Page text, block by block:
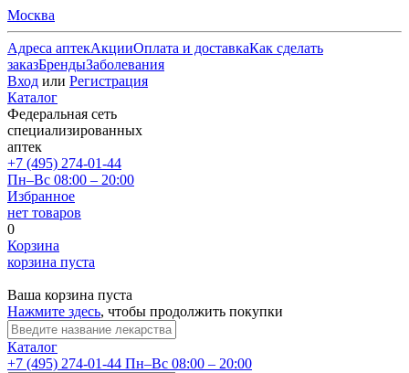
Москва
Адреса аптекАкцииОплата и доставкаКак сделать
заказБрендыЗаболевания
Вход или Регистрация
Каталог
Федеральная сеть
специализированных
аптек
+7 (495) 274-01-44
Пн–Вс 08:00 – 20:00
Избранное
нет товаров
0
Корзина
корзина пуста
Ваша корзина пуста
Нажмите здесь, чтобы продолжить покупки
Каталог
+7 (495) 274-01-44 Пн–Вс 08:00 – 20:00